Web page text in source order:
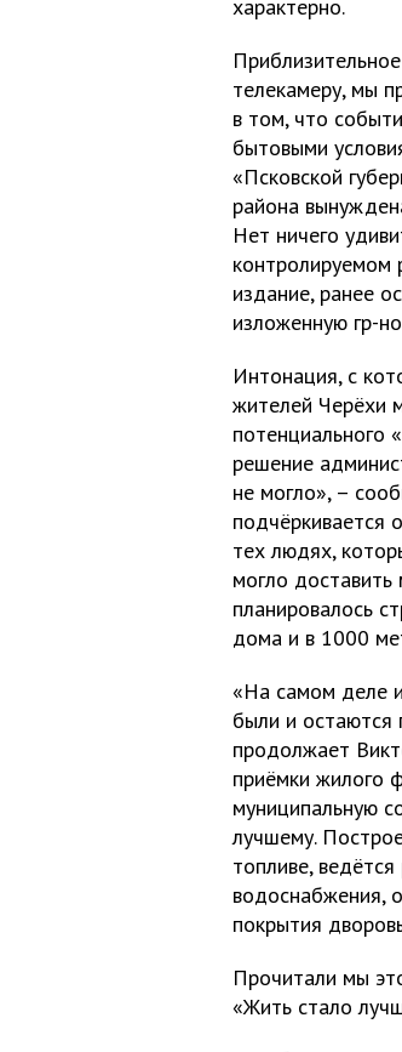
характерно.
телекамеру, мы
в том, что
бытовыми
«Псковской
района
Нет ничего
контролируемом
издание, ранее
изложенную гр-
Интонация, с
жителей Черёхи
потенциального
решение
не могло», –
подчёркивается
тех людях,
могло доставить
планировалось
дома и в 1000
«На самом деле
были и остаются
продолжает
приёмки жилого
муниципальную
лучшему.
топливе,
водоснабжения,
покрытия
Прочитали мы
«Жить стало